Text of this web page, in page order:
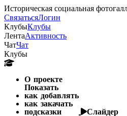
Историческая социальная
СвязатьсяЛогин
КлубыКлубы
ЛентаАктивность
ЧатЧат
Клубы
О проекте
Показать
как добавлять
как закачать
подсказки
Слайдер